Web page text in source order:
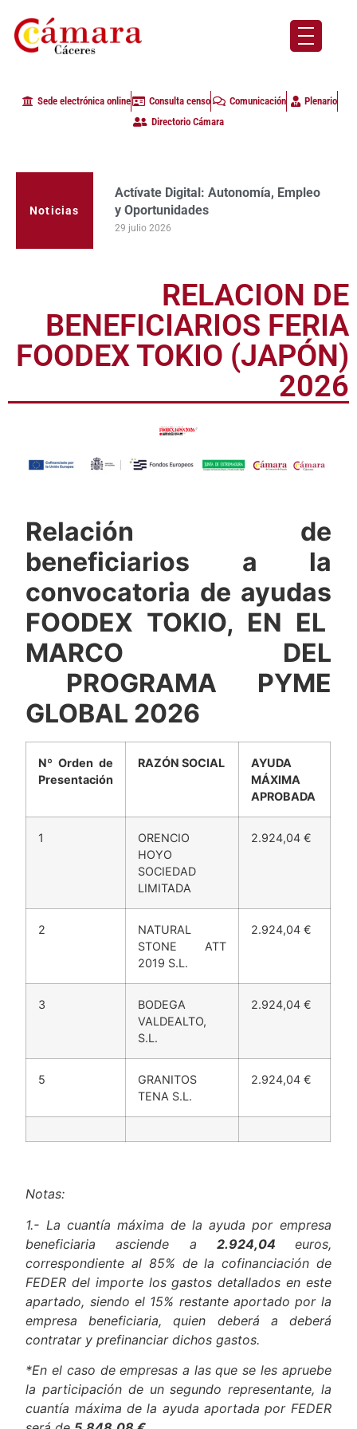
Sede electrónica online Consulta censo Comunicación
Plenario
Directorio Cámara
Noticias
Actívate Digital: Autonomía, Empleo
y Oportunidades
29 julio 2026
La Cámara de Comercio de Cáceres
clausura con alta participación de
empresas en la primera edición del
RELACION DE
BENEFICIARIOS FERIA
FOODEX TOKIO (JAPÓN)
2026
Relación de
beneficiarios a la
convocatoria de ayudas
FOODEX TOKIO, EN EL
MARCO DEL
PROGRAMA PYME
GLOBAL 2026
Nº Orden de
Presentación
RAZÓN SOCIAL
AYUDA
MÁXIMA
APROBADA
1
ORENCIO
HOYO
SOCIEDAD
LIMITADA
2.924,04 €
2
NATURAL
STONE ATT
2019 S.L.
2.924,04 €
3
BODEGA
VALDEALTO,
S.L.
2.924,04 €
5
GRANITOS
TENA S.L.
2.924,04 €
Notas:
1.- La cuantía máxima de la ayuda por empresa
beneficiaria asciende a 2.924,04 euros,
correspondiente al 85% de la cofinanciación de
FEDER del importe los gastos detallados en este
apartado, siendo el 15% restante aportado por la
empresa beneficiaria, quien deberá a deberá
contratar y prefinanciar dichos gastos.
*En el caso de empresas a las que se les apruebe
la participación de un segundo representante, la
cuantía máxima de la ayuda aportada por FEDER